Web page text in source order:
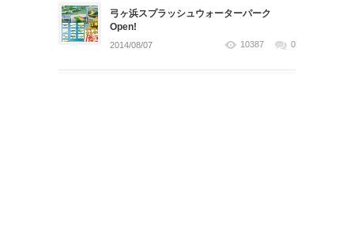
弓ヶ浜スプラッシュウォーターパーク
Open!
2014/08/07 10387 0